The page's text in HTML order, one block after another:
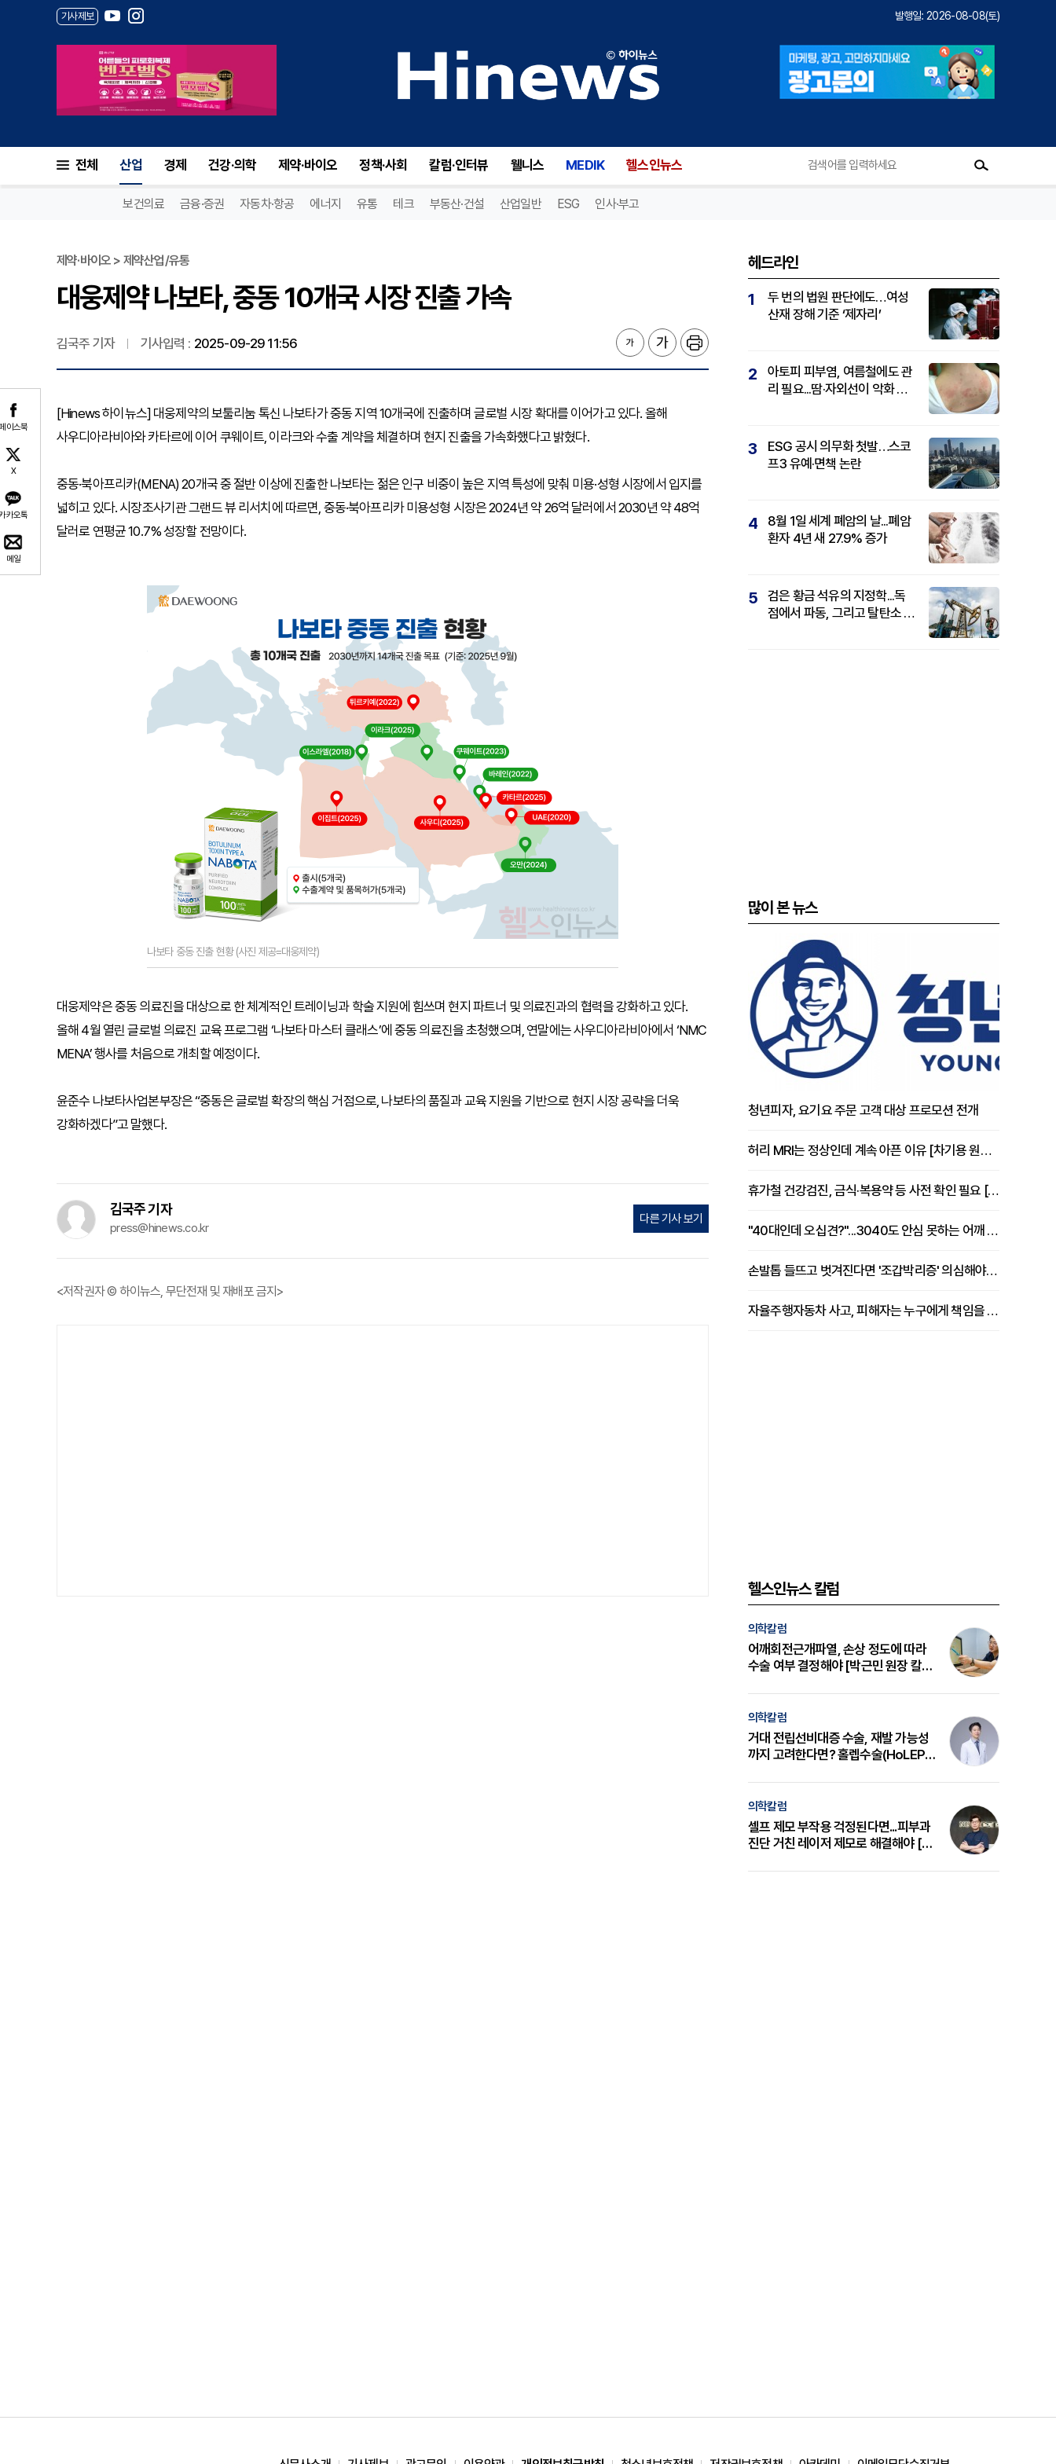
기사제보 발행일: 2026-08-08(토)
전체 산업 경제 건강·의학 제약·바이오 정책·사회 칼럼·인터뷰 웰니스 MEDIK 헬스인뉴스
보건의료 금융·증권 자동차·항공 에너지 유통 테크 부동산·건설 산업일반 ESG 인사·부고
이스북
X
카오톡
메일
제약·바이오 > 제약산업/유통
대웅제약 나보타, 중동 10개국 시장 진출 가속
김국주 기자 기사입력 : 2025-09-29 11:56
[Hinews 하이뉴스] 대웅제약의 보툴리눔 톡신 나보타가 중동 지역 10개국에 진출하며 글로벌 시장 확대를 이어가고 있다. 올해
사우디아라비아와 카타르에 이어 쿠웨이트, 이라크와 수출 계약을 체결하며 현지 진출을 가속화했다고 밝혔다.
중동·북아프리카(MENA) 20개국 중 절반 이상에 진출한 나보타는 젊은 인구 비중이 높은 지역 특성에 맞춰 미용·성형 시장에서 입지를
넓히고 있다. 시장조사기관 그랜드 뷰 리서치에 따르면, 중동·북아프리카 미용성형 시장은 2024년 약 26억 달러에서 2030년 약 48억
달러로 연평균 10.7% 성장할 전망이다.
나보타 중동 진출 현황 (사진 제공=대웅제약)
대웅제약은 중동 의료진을 대상으로 한 체계적인 트레이닝과 학술 지원에 힘쓰며 현지 파트너 및 의료진과의 협력을 강화하고 있다.
올해 4월 열린 글로벌 의료진 교육 프로그램 ‘나보타 마스터 클래스’에 중동 의료진을 초청했으며, 연말에는 사우디아라비아에서 ‘NMC
MENA’ 행사를 처음으로 개최할 예정이다.
윤준수 나보타사업본부장은 “중동은 글로벌 확장의 핵심 거점으로, 나보타의 품질과 교육 지원을 기반으로 현지 시장 공략을 더욱
강화하겠다”고 말했다.
김국주 기자
press@hinews.co.kr
다른 기사 보기
<저작권자 © 하이뉴스, 무단전재 및 재배포 금지>
헤드라인
1
두 번의 법원 판단에도…여성
산재 장해 기준 ‘제자리’
2
아토피 피부염, 여름철에도 관
리 필요...땀·자외선이 악화 요
3
ESG 공시 의무화 첫발…스코
프3 유예·면책 논란
4
8월 1일 세계 폐암의 날...폐암
환자 4년 새 27.9% 증가
5
검은 황금 석유의 지정학...독
점에서 파동, 그리고 탈탄소 패
많이 본 뉴스
청년피자, 요기요 주문 고객 대상 프로모션 전개
허리 MRI는 정상인데 계속 아픈 이유 [차기용 원장 칼럼]
휴가철 건강검진, 금식·복용약 등 사전 확인 필요 [정도감 원장 칼럼]
"40대인데 오십견?"...3040도 안심 못하는 어깨 유착성 관절낭염
손발톱 들뜨고 벗겨진다면 '조갑박리증' 의심해야 [김철윤 원장 칼럼]
자율주행자동차 사고, 피해자는 누구에게 책임을 물을 수 있을까
헬스인뉴스 칼럼
의학칼럼
어깨회전근개파열, 손상 정도에 따라
수술 여부 결정해야 [박근민 원장 칼
의학칼럼
거대 전립선비대증 수술, 재발 가능성
까지 고려한다면? 홀렙수술(HoLEP)
의학칼럼
셀프 제모 부작용 걱정된다면...피부과
진단 거친 레이저 제모로 해결해야 [변